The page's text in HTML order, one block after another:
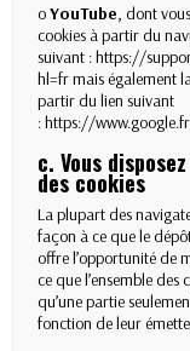
oYouTube , dont
cookies à partir du
suivant :https://
hl=frmais également
partir du lien suivant
:https://
c. Vous
des cookies
La plupart des
façon à ce que le
offre l’opportunité de
ce que l’ensemble
qu’une partie
fonction de leur